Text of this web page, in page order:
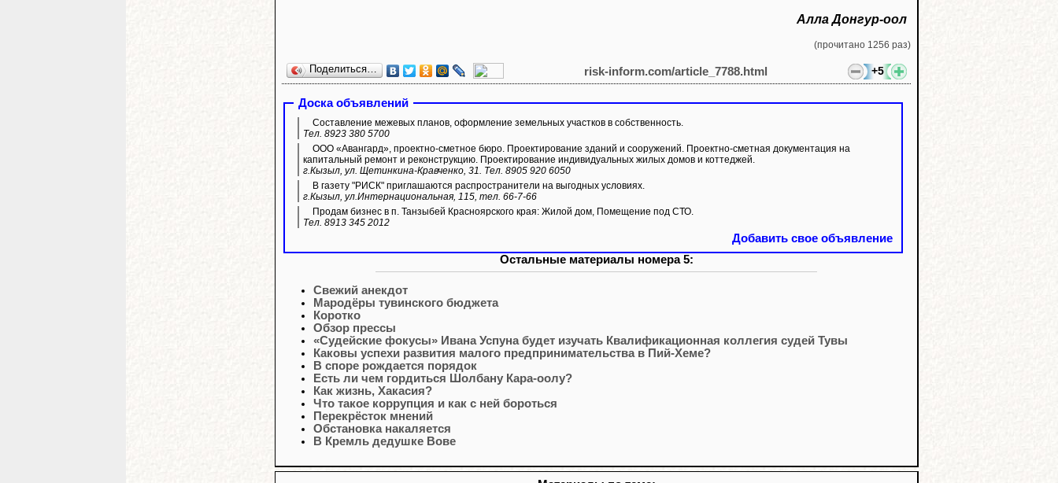
Алла Донгур-оол
(прочитано 1256 раз)
Поделиться… +5
risk-inform.com/article_7788.html
Доска объявлений
Составление межевых планов, оформление земельных участков в собственность.
Тел. 8923 380 5700
ООО «Авангард», проектно-сметное бюро. Проектирование зданий и сооружений. Проектно-сметная документация на
капитальный ремонт и реконструкцию. Проектирование индивидуальных жилых домов и коттеджей.
г.Кызыл, ул. Щетинкина-Кравченко, 31. Тел. 8905 920 6050
В газету "РИСК" приглашаются распространители на выгодных условиях.
г.Кызыл, ул.Интернациональная, 115, тел. 66-7-66
Продам бизнес в п. Танзыбей Красноярского края: Жилой дом, Помещение под СТО.
Тел. 8913 345 2012
Добавить свое объявление
Остальные материалы номера 5:
Свежий анекдот
Мародёры тувинского бюджета
Коротко
Обзор прессы
«Судейские фокусы» Ивана Успуна будет изучать Квалификационная коллегия судей Тувы
Каковы успехи развития малого предпринимательства в Пий-Хеме?
В споре рождается порядок
Есть ли чем гордиться Шолбану Кара-оолу?
Как жизнь, Хакасия?
Что такое коррупция и как с ней бороться
Перекрёсток мнений
Обстановка накаляется
В Кремль дедушке Вове